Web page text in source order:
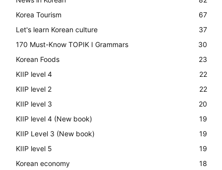
Korea Tourism
67
Let's learn Korean culture
37
170 Must-Know TOPIK I Grammars
30
Korean Foods
23
KIIP level 4
22
KIIP level 2
22
KIIP level 3
20
KIIP level 4 (New book)
19
KIIP Level 3 (New book)
19
KIIP level 5
19
Korean economy
18